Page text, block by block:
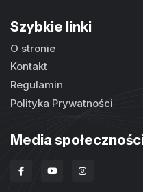
Szybkie linki
O stronie
Kontakt
Regulamin
Polityka Prywatności
Media